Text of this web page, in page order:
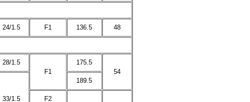
24/1.5 F1 136.5 48
28/1.5
F1
175.5
54
33/1.5
189.5
F2